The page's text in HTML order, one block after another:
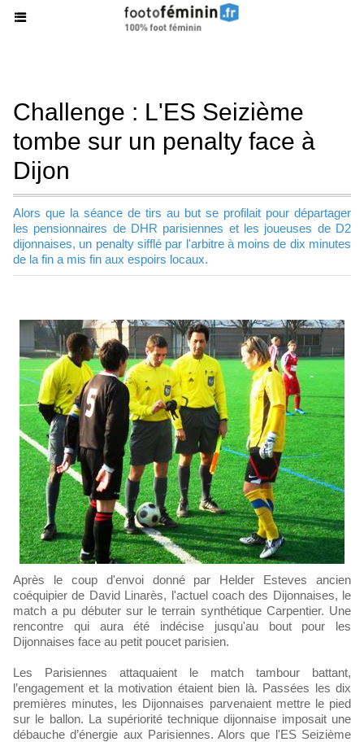
Challenge : L'ES Seizième
tombe sur un penalty face à
Dijon
Alors que la séance de tirs au but se profilait pour départager
les pensionnaires de DHR parisiennes et les joueuses de D2
dijonnaises, un penalty sifflé par l'arbitre à moins de dix minutes
de la fin a mis fin aux espoirs locaux.
Après le coup d'envoi donné par Helder Esteves ancien
coéquipier de David Linarès, l'actuel coach des Dijonnaises, le
match a pu débuter sur le terrain synthétique Carpentier. Une
rencontre qui aura été indécise jusqu'au bout pour les
Dijonnaises face au petit poucet parisien.
Les Parisiennes attaquaient le match tambour battant,
l’engagement et la motivation étaient bien là. Passées les dix
premières minutes, les Dijonnaises parvenaient mettre le pied
sur le ballon. La supériorité technique dijonnaise imposait une
débauche d’énergie aux Parisiennes. Alors que l'ES Seizième